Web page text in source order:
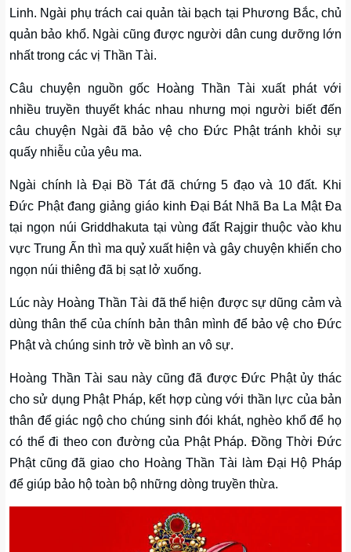
Linh. Ngài phụ trách cai quản tài bạch tại Phương Bắc, chủ
quản bảo khổ. Ngài cũng được người dân cung dưỡng lớn
nhất trong các vị Thần Tài.
Câu chuyện nguồn gốc Hoàng Thần Tài xuất phát với
nhiều truyền thuyết khác nhau nhưng mọi người biết đến
câu chuyện Ngài đã bảo vệ cho Đức Phật tránh khỏi sự
quấy nhiễu của yêu ma.
Ngài chính là Đại Bồ Tát đã chứng 5 đạo và 10 đất. Khi
Đức Phật đang giảng giáo kinh Đại Bát Nhã Ba La Mật Đa
tại ngọn núi Griddhakuta tại vùng đất Rajgir thuộc vào khu
vực Trung Ấn thì ma quỷ xuất hiện và gây chuyện khiến cho
ngọn núi thiêng đã bị sạt lở xuống.
Lúc này Hoàng Thần Tài đã thể hiện được sự dũng cảm và
dùng thân thể của chính bản thân mình để bảo vệ cho Đức
Phật và chúng sinh trở về bình an vô sự.
Hoàng Thần Tài sau này cũng đã được Đức Phật ủy thác
cho sử dụng Phật Pháp, kết hợp cùng với thần lực của bản
thân để giác ngộ cho chúng sinh đói khát, nghèo khổ để họ
có thể đi theo con đường của Phật Pháp. Đồng Thời Đức
Phật cũng đã giao cho Hoàng Thần Tài làm Đại Hộ Pháp
để giúp bảo hộ toàn bộ những dòng truyền thừa.